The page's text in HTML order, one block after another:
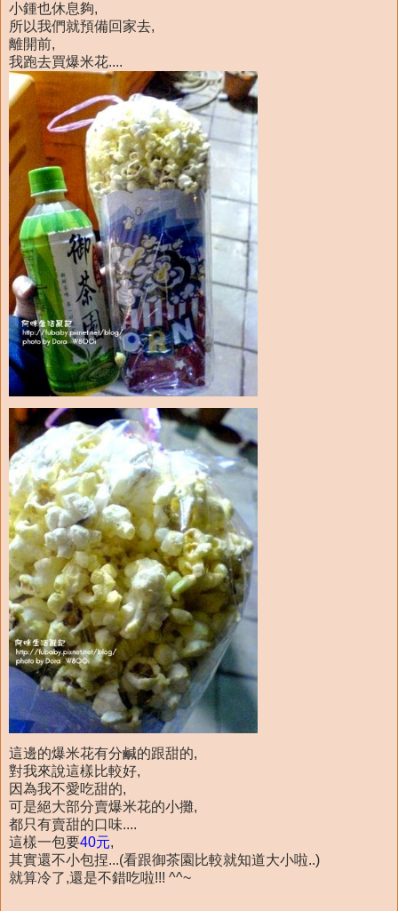
小鍾也休息夠,
所以我們就預備回家去,
離開前,
我跑去買爆米花....
這邊的爆米花有分鹹的跟甜的,
對我來說這樣比較好,
因為我不愛吃甜的,
可是絕大部分賣爆米花的小攤,
都只有賣甜的口味....
這樣一包要40元,
其實還不小包捏...(看跟御茶園比較就知道大小啦..)
就算冷了,還是不錯吃啦!!! ^^~